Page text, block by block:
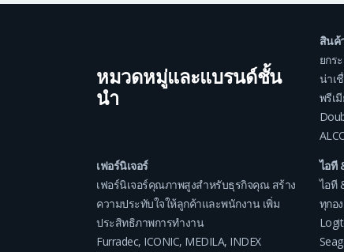
หมวดหมู่และแบรนด์ชั้น
นำ
สินค้
ยกร
น่าเ
พรีเ
เฟอร์นิเจอร์
เฟอร์นิเจอร์คุณภาพสูงสำหรับธุรกิจคุณ สร้าง
ความประทับใจให้ลูกค้าและพนักงาน เพิ่ม
ประสิทธิภาพการทำงาน
Furradec, ICONIC, MEDILA, INDEX
ไอที
ไอที
ทุกอ